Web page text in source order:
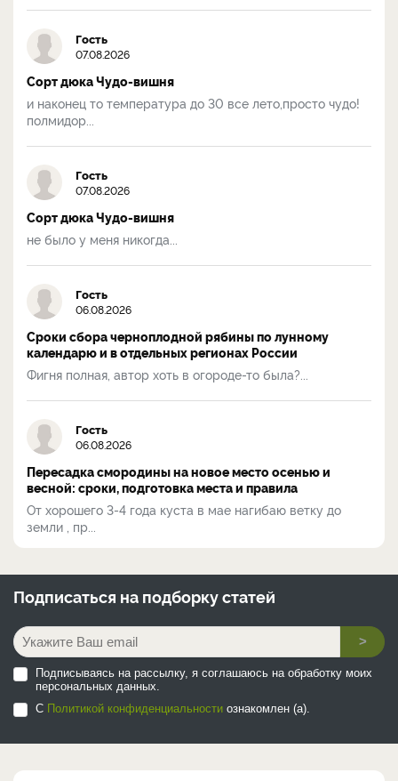
Гость
07.08.2026
Сорт дюка Чудо-вишня
и наконец то температура до 30 все лето,просто чудо!
полмидор...
Гость
07.08.2026
Сорт дюка Чудо-вишня
не было у меня никогда...
Гость
06.08.2026
Сроки сбора черноплодной рябины по лунному
календарю и в отдельных регионах России
Фигня полная, автор хоть в огороде-то была?...
Гость
06.08.2026
Пересадка смородины на новое место осенью и
весной: сроки, подготовка места и правила
От хорошего 3-4 года куста в мае нагибаю ветку до
земли , пр...
Подписаться на подборку статей
>
Подписываясь на рассылку, я соглашаюсь на обработку моих
персональных данных.
С Политикой конфиденциальности ознакомлен (а).